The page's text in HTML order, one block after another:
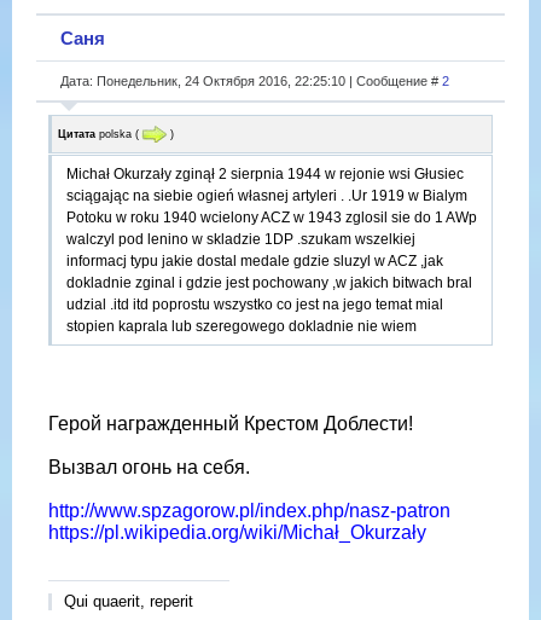
Саня
Дата: Понедельник, 24 Октября 2016, 22:25:10 | Сообщение # 2
Цитата polska ( )
Michał Okurzały zginął 2 sierpnia 1944 w rejonie wsi Głusiec
sciągając na siebie ogień własnej artyleri . .Ur 1919 w Bialym
Potoku w roku 1940 wcielony ACZ w 1943 zglosil sie do 1 AWp
walczyl pod lenino w skladzie 1DP .szukam wszelkiej
informacj typu jakie dostal medale gdzie sluzyl w ACZ ,jak
dokladnie zginal i gdzie jest pochowany ,w jakich bitwach bral
udzial .itd itd poprostu wszystko co jest na jego temat mial
stopien kaprala lub szeregowego dokladnie nie wiem
Герой награжденный Крестом Доблести!
Вызвал огонь на себя.
http://www.spzagorow.pl/index.php/nasz-patron
https://pl.wikipedia.org/wiki/Michał_Okurzały
Qui quaerit, reperit